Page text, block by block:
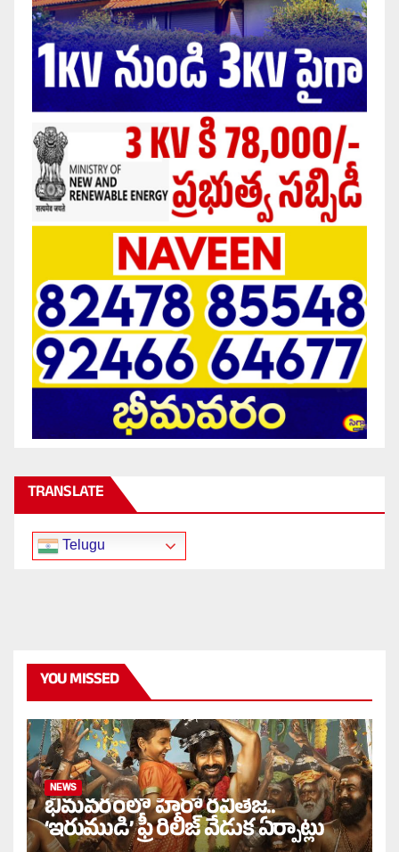
TRANSLATE
Telugu
YOU MISSED
NEWS
భీమవరంలో హీరో రవితేజ..
‘ఇరుముడి’ ఫ్రీ రిలీజ్ వేడుక ఏర్పాట్లు